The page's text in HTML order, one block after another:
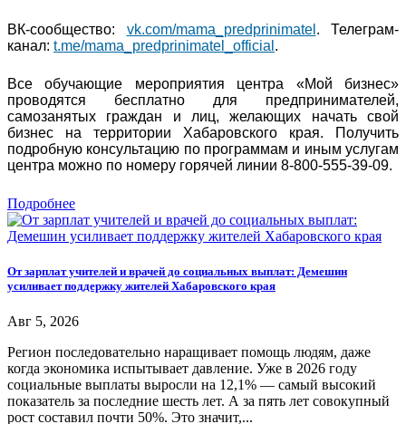
ВК-сообщество: vk.com/mama_predprinimatel . Телеграм-
канал: t.me/mama_predprinimatel_official .
Все обучающие мероприятия центра «Мой бизнес»
проводятся бесплатно для предпринимателей,
самозанятых граждан и лиц, желающих начать свой
бизнес на территории Хабаровского края. Получить
подробную консультацию по программам и иным услугам
центра можно по номеру горячей линии 8-800-555-39-09.
Подробнее
От зарплат учителей и врачей до социальных выплат: Демешин
усиливает поддержку жителей Хабаровского края
Авг 5, 2026
Регион последовательно наращивает помощь людям, даже
когда экономика испытывает давление. Уже в 2026 году
социальные выплаты выросли на 12,1% — самый высокий
показатель за последние шесть лет. А за пять лет совокупный
рост составил почти 50%. Это значит,...